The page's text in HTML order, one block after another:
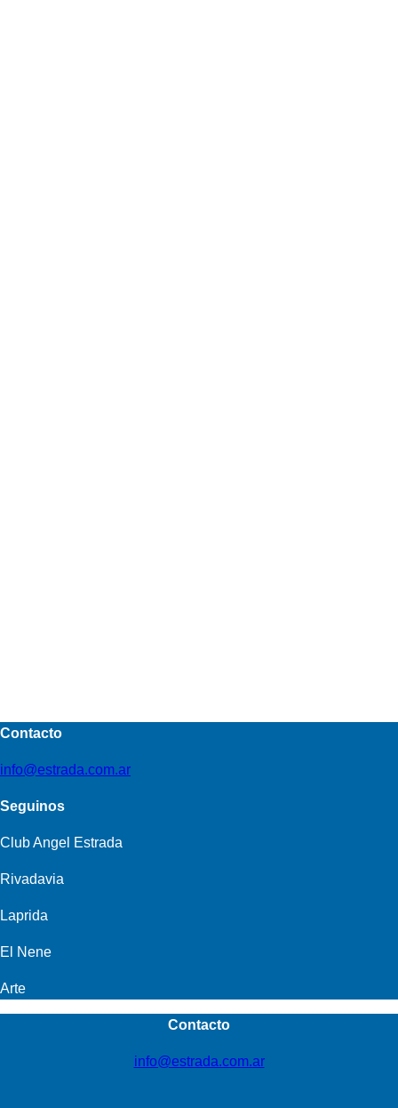
Contacto
info@estrada.com.ar
Seguinos
Club Angel Estrada
Rivadavia
Laprida
El Nene
Arte
Contacto
info@estrada.com.ar